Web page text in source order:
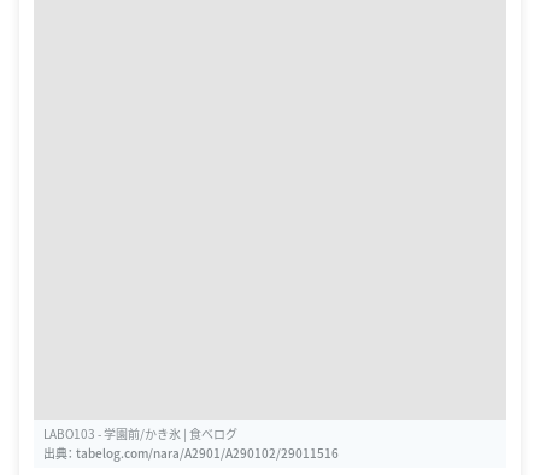
LABO103 - 学園前/かき氷 | 食べログ
出典： tabelog.com/nara/A2901/A290102/29011516